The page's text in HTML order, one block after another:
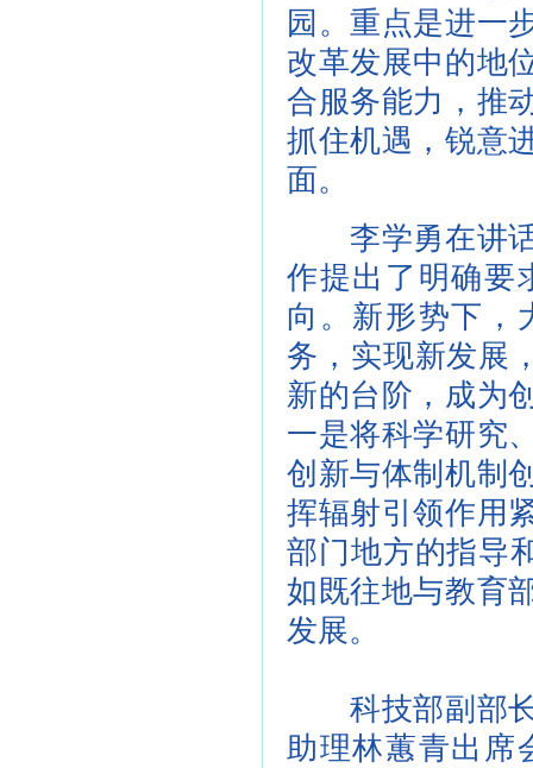
园。重点是进一
改革发展中的地
合服务能力，推
抓住机遇，锐意
面。
李学勇在讲话
作提出了明确要
向。新形势下，
务，实现新发展
新的台阶，成为
一是将科学研究
创新与体制机制
挥辐射引领作用
部门地方的指导
如既往地与教育
发展。
科技部副部长
助理林蕙青出席